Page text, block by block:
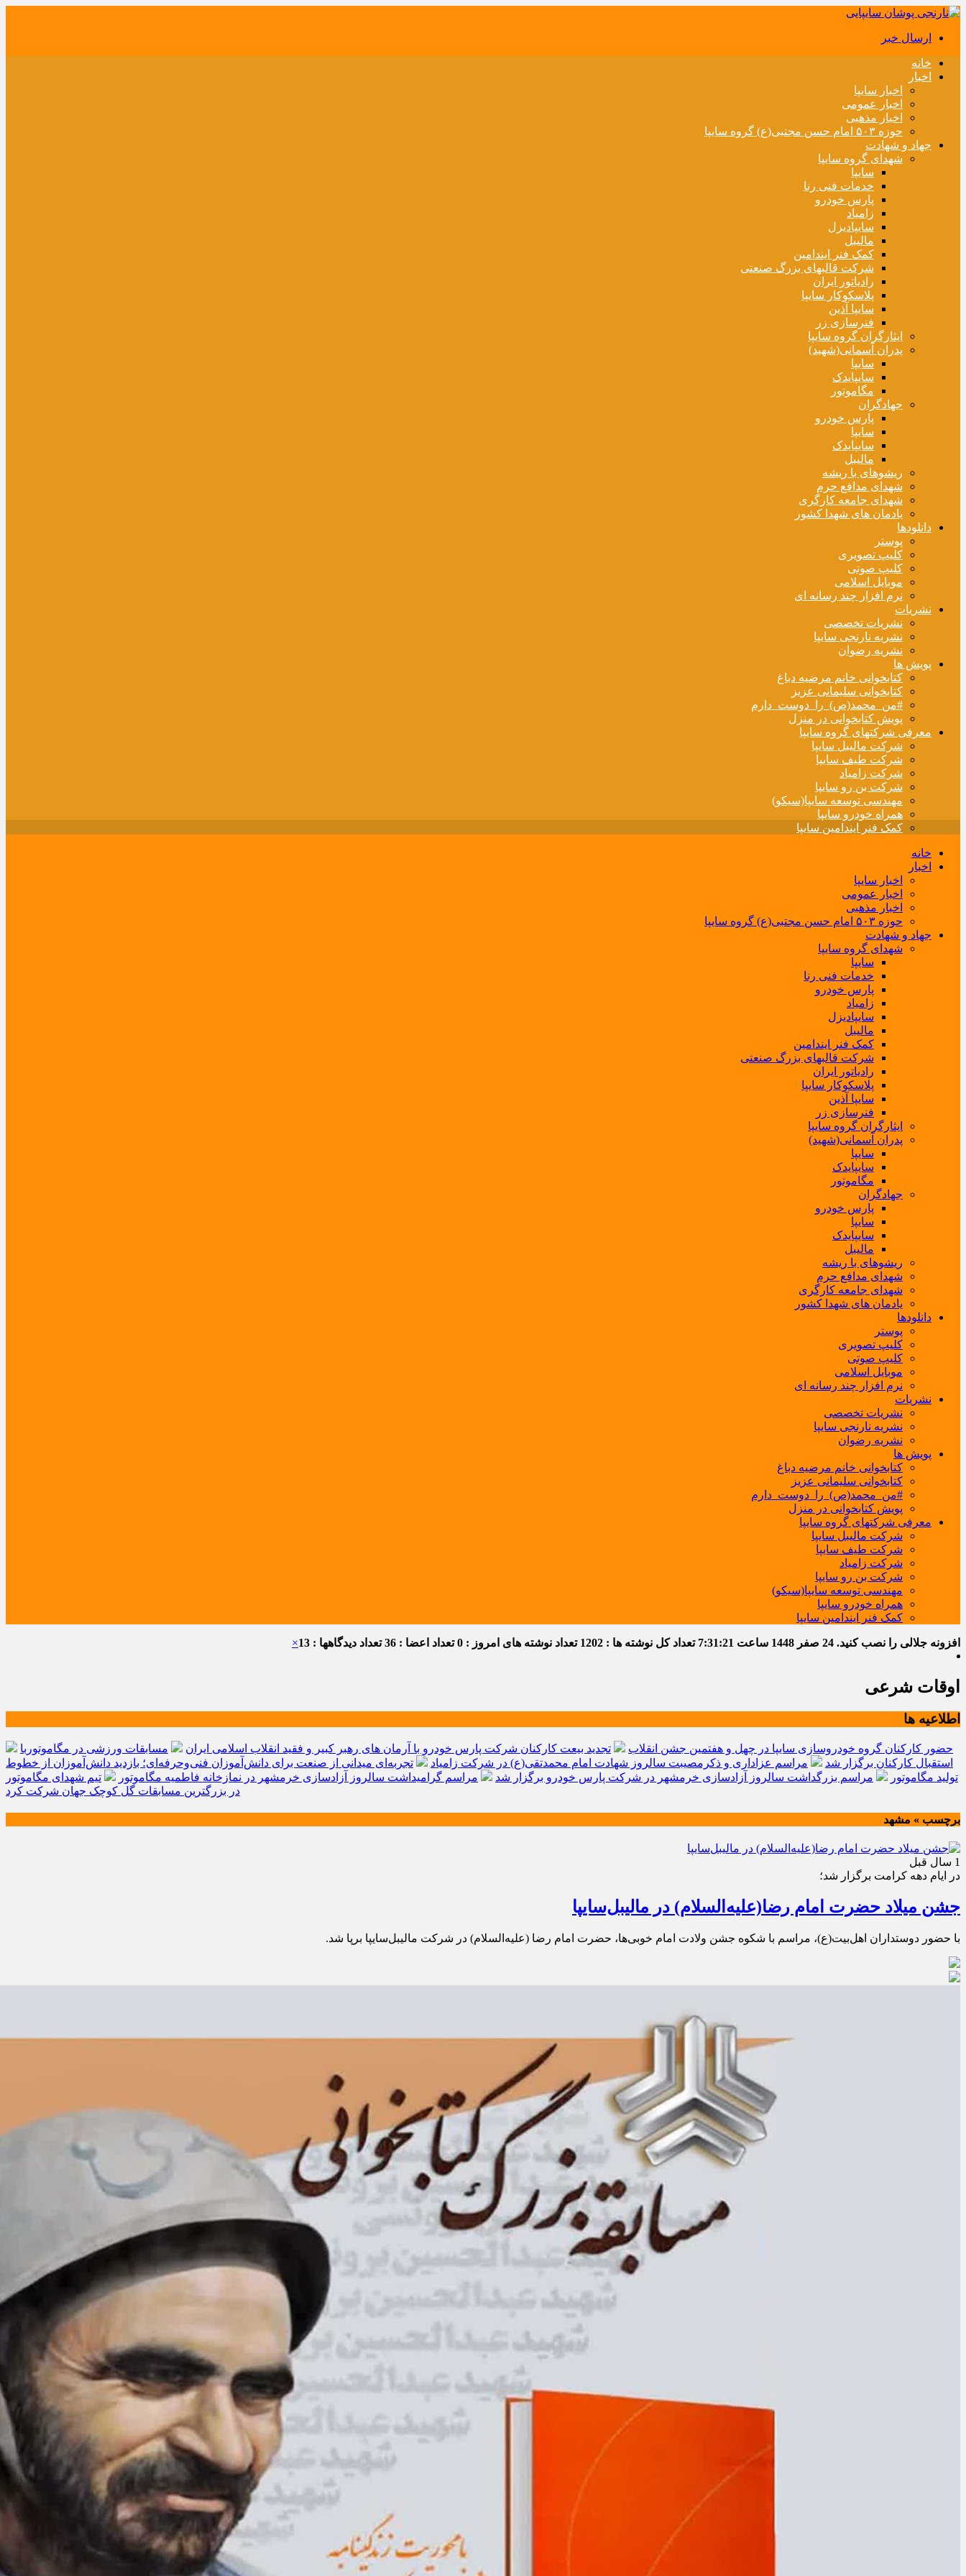
ارسال خبر
خانه
اخبار
اخبار سایپا
اخبار عمومی
اخبار مذهبی
حوزه ۵۰۳ امام حسن مجتبی(ع) گروه سایپا
جهاد و شهادت
شهدای گروه سایپا
سایپا
خدمات فنی رنا
پارس خودرو
زامیاد
سایپادیزل
مالیبل
کمک فنر ایندامین
شرکت قالبهای بزرگ صنعتی
رادیاتور ایران
پلاسکوکار سایپا
سایپا آذین
فنرسازی زر
ایثارگران گروه سایپا
پدران آسمانی(شهید)
سایپا
سایپایدک
مگاموتور
جهادگران
پارس خودرو
سایپا
سایپایدک
مالیبل
ریشوهای با ریشه
شهدای مدافع حرم
شهدای جامعه کارگری
یادمان های شهدا کشور
دانلودها
پوستر
کلیپ تصویری
کلیپ صوتی
موبایل اسلامی
نرم افزار چند رسانه ای
نشریات
نشریات تخصصی
نشریه نارنجی سایپا
نشریه رضوان
پویش ها
کتابخوانی خانم مرضیه دباغ
کتابخوانی سلیمانی عزیز
#من_محمد(ص)_را_دوست_دارم
پویش کتابخوانی در منزل
معرفی شرکتهای گروه سایپا
شرکت مالیبل سایپا
شرکت طیف سایپا
شرکت زامیاد
شرکت بن رو سایپا
مهندسی توسعه سایپا(سیکو)
همراه خودرو سایپا
کمک فنر ایندامین سایپا
خانه
اخبار
اخبار سایپا
اخبار عمومی
اخبار مذهبی
حوزه ۵۰۳ امام حسن مجتبی(ع) گروه سایپا
جهاد و شهادت
شهدای گروه سایپا
سایپا
خدمات فنی رنا
پارس خودرو
زامیاد
سایپادیزل
مالیبل
کمک فنر ایندامین
شرکت قالبهای بزرگ صنعتی
رادیاتور ایران
پلاسکوکار سایپا
سایپا آذین
فنرسازی زر
ایثارگران گروه سایپا
پدران آسمانی(شهید)
سایپا
سایپایدک
مگاموتور
جهادگران
پارس خودرو
سایپا
سایپایدک
مالیبل
ریشوهای با ریشه
شهدای مدافع حرم
شهدای جامعه کارگری
یادمان های شهدا کشور
دانلودها
پوستر
کلیپ تصویری
کلیپ صوتی
موبایل اسلامی
نرم افزار چند رسانه ای
نشریات
نشریات تخصصی
نشریه نارنجی سایپا
نشریه رضوان
پویش ها
کتابخوانی خانم مرضیه دباغ
کتابخوانی سلیمانی عزیز
#من_محمد(ص)_را_دوست_دارم
پویش کتابخوانی در منزل
معرفی شرکتهای گروه سایپا
شرکت مالیبل سایپا
شرکت طیف سایپا
شرکت زامیاد
شرکت بن رو سایپا
مهندسی توسعه سایپا(سیکو)
همراه خودرو سایپا
کمک فنر ایندامین سایپا
افزونه جلالی را نصب کنید. 24 صفر 1448 ساعت 7:31:22 تعداد کل نوشته ها : 1202 تعداد نوشته های امروز : 0 تعداد اعضا : 36 تعداد دیدگاهها : 13 ×
اوقات شرعی
اطلاعیه ها
حضور کارکنان گروه خودروسازی سایپا در چهل و هفتمین جشن انقلاب تجدید بیعت کارکنان شرکت پارس خودرو با آرمان های رهبر کبیر و فقید انقلاب اسلامی ایران
مسابقات ورزشی در مگاموتوربا
استقبال کارکنان برگزار شد
مراسم عزاداری و ذکرمصیبت سالروز شهادت امام محمدتقی(ع) در شرکت زامیاد
تجربه‌ای میدانی از صنعت برای دانش‌آموزان فنی‌وحرفه‌ای؛ بازدید دانش‌آموزان از خطوط
تولید مگاموتور
مراسم بزرگداشت سالروز آزادسازی خرمشهر در شرکت پارس خودرو برگزار شد مراسم گرامیداشت سالروز آزادسازی خرمشهر در نمازخانه فاطمیه مگاموتور
تیم شهدای مگاموتور
در بزرگترین مسابقات گل کوچک جهان شرکت کرد
برچسب » مشهد
1 سال قبل
در ایام دهه کرامت برگزار شد؛
جشن میلاد حضرت امام رضا(علیه‌السلام) در مالیبل‌سایپا
با حضور دوستداران اهل‌بیت(ع)، مراسم با شکوه جشن ولادت امام خوبی‌ها، حضرت امام رضا (علیه‌السلام) در شركت مالیبل‌سایپا برپا شد.